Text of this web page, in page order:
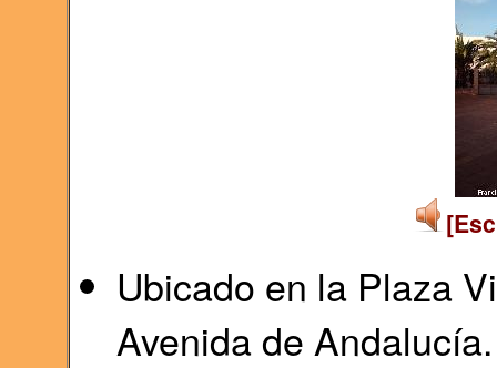
Ubicado en la Plaza
Avenida de Andalucía.